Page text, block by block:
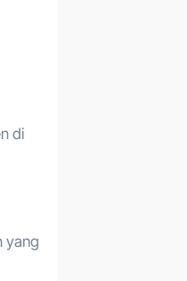
di
yang